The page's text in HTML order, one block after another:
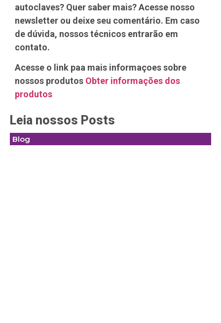
autoclaves? Quer saber mais? Acesse nosso
newsletter ou deixe seu comentário. Em caso
de dúvida, nossos técnicos entrarão em
contato.
Acesse o link paa mais informaçoes sobre
nossos produtos Obter informações dos
produtos
Leia nossos Posts
Blog